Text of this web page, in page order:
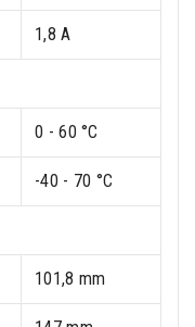
1,8 A
0 - 60 °C
-40 - 70 °C
101,8 mm